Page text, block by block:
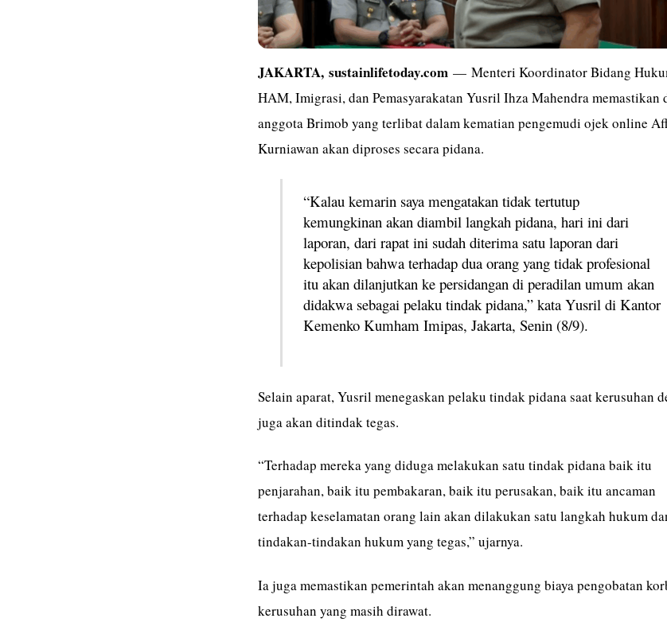
JAKARTA, sustainlifetoday.com — Menteri Koordinator Bidang
HAM, Imigrasi, dan Pemasyarakatan Yusril Ihza Mahendra memastikan
anggota Brimob yang terlibat dalam kematian pengemudi ojek online
Kurniawan akan diproses secara pidana.
“Kalau kemarin saya mengatakan tidak tertutup
kemungkinan akan diambil langkah pidana, hari ini dari
laporan, dari rapat ini sudah diterima satu laporan dari
kepolisian bahwa terhadap dua orang yang tidak profesional
itu akan dilanjutkan ke persidangan di peradilan umum akan
didakwa sebagai pelaku tindak pidana,” kata Yusril di Kantor
Kemenko Kumham Imipas, Jakarta, Senin (8/9).
Selain aparat, Yusril menegaskan pelaku tindak pidana saat kerusuhan
juga akan ditindak tegas.
“Terhadap mereka yang diduga melakukan satu tindak pidana baik itu
penjarahan, baik itu pembakaran, baik itu perusakan, baik itu ancaman
terhadap keselamatan orang lain akan dilakukan satu langkah hukum
tindakan-tindakan hukum yang tegas,” ujarnya.
Ia juga memastikan pemerintah akan menanggung biaya pengobatan
kerusuhan yang masih dirawat.